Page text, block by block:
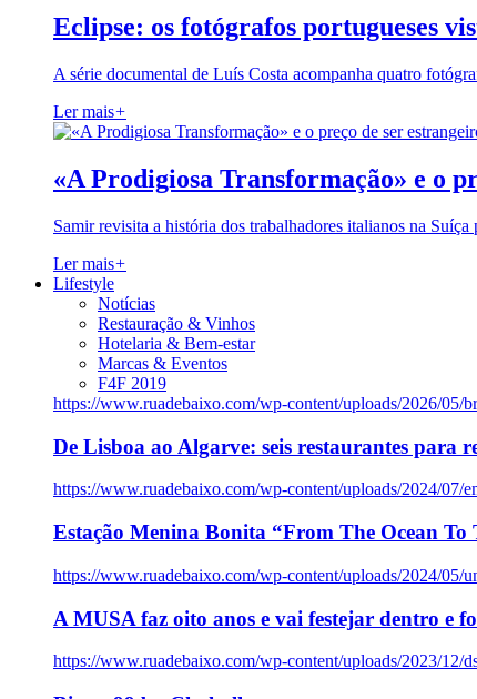
Eclipse: os fotógrafos portugueses
A série documental de Luís Costa acompanha quatro
Ler mais+
«A Prodigiosa Transformação» e o
Samir revisita a história dos trabalhadores italianos na Suíça
Ler mais+
Lifestyle
Notícias
Restauração & Vinhos
Hotelaria & Bem-estar
Marcas & Eventos
F4F 2019
https://www.ruadebaixo.com/wp-content/uploads/2026/05/
De Lisboa ao Algarve: seis restaurantes para
https://www.ruadebaixo.com/wp-content/uploads/2024/07/
Estação Menina Bonita “From The Ocean To
https://www.ruadebaixo.com/wp-content/uploads/2024/05/
A MUSA faz oito anos e vai festejar dentro e
https://www.ruadebaixo.com/wp-content/uploads/2023/12/